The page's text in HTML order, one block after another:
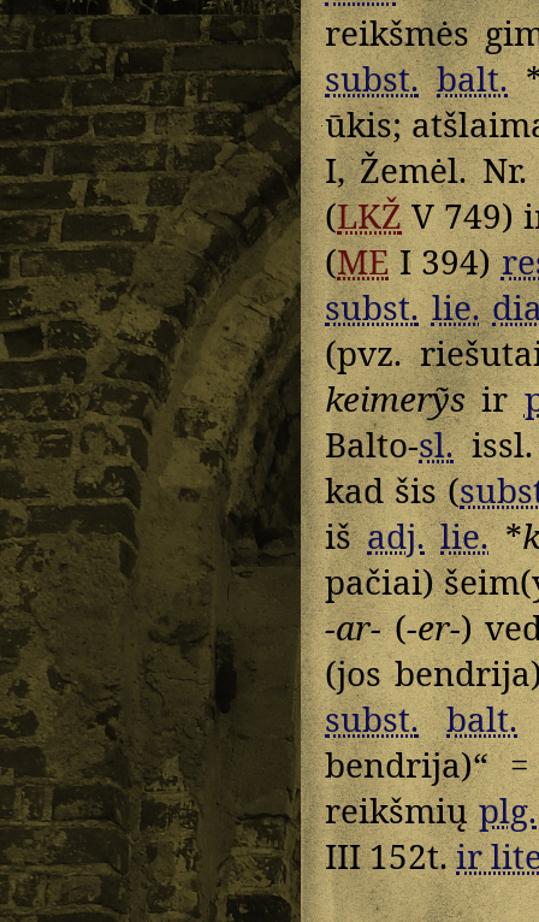
reikšmės
subst. balt.
ūkis;
I, Žemėl.
(LKŽV 749)
(MEI 394)
subst. lie.
(pvz.
keimerỹsir
Balto-sl.
kad šis (
išadj. lie.*
pačiai)
-ar-(-er-)
(jos
subst.
balt.
bendrija)“
reikšmiųplg.
III 152t.ir